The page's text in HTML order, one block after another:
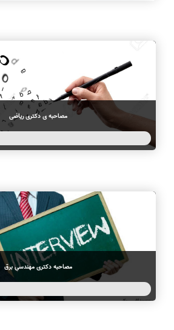
مصاحبه ی دکتری ریاضی
مصاحبه دکتری مهندسی برق